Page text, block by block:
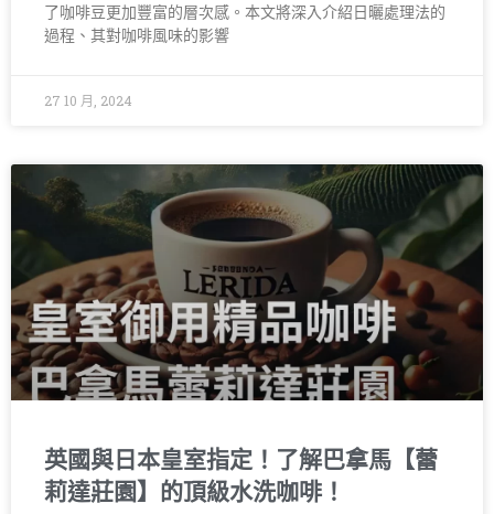
了咖啡豆更加豐富的層次感。本文將深入介紹日曬處理法的
過程、其對咖啡風味的影響
27 10 月, 2024
英國與日本皇室指定！了解巴拿馬【蕾
莉達莊園】的頂級水洗咖啡！